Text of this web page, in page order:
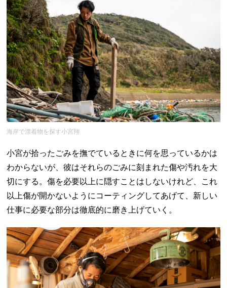
海岸で漂着物を探す小宮翔
小宮が拾ったごみを撫でているときに何を思っているかは
わからないが、彼はそれらのごみに刻まれた傷や汚れを大
切にする。傷を必要以上に隠すことはしないけれど、これ
以上傷が開かないようにコーティングしてあげて、新しい
仕事に必要な部分は徹底的に磨き上げていく。